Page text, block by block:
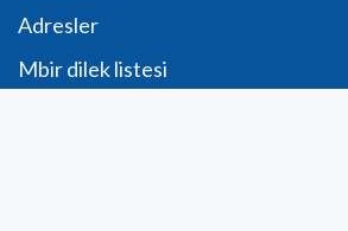
Adresler
Mbir dilek listesi